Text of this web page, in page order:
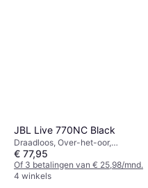
JBL Live 770NC Black
Draadloos, Over-het-oor,
Microfoon, Actieve
ruisonderdrukking, Bluetooth
€ 77,95
Of 3 betalingen van € 25,98/mnd.
4 winkels